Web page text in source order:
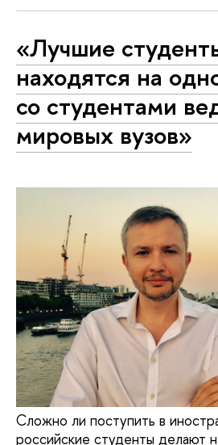
«Лучшие
находятся на
со студентами
мировых вузов»
Сложно ли поступить в
российские студенты делают